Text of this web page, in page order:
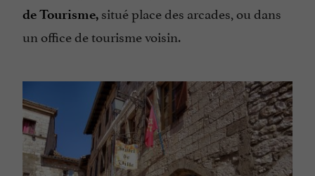
de Tourisme, situé place des arcades, ou dans
un office de tourisme voisin.